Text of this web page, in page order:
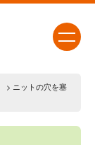
> ニットの穴を塞